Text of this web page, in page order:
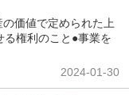
価値で定められた上
る権利のこと●事業を
2024-01-30